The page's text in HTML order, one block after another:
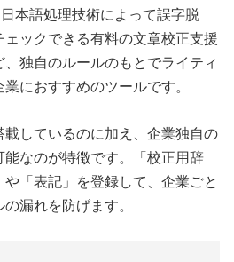
本語処理技術によって誤字脱
ックできる有料の文章校正支援
独自のルールのもとでライティ
におすすめのツールです。
しているのに加え、企業独自の
能なのが特徴です。「校正用辞
「表記」を登録して、企業ごと
漏れを防げます。